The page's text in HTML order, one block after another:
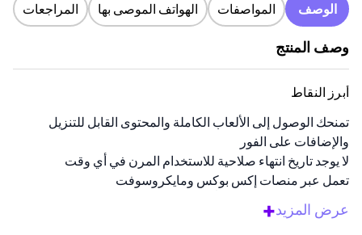
الوصف المواصفات الهواتف الموصى بها المراجعات
وصف المنتج
أبرز النقاط
تمنحك الوصول إلى الألعاب الكاملة والمحتوى القابل للتنزيل
والإضافات على الفور
لا يوجد تاريخ انتهاء صلاحية للاستخدام المرن في أي وقت
تعمل عبر منصات إكس بوكس ومايكروسوفت
رمز رقمي يتم إرساله فوراً عبر البريد الإلكتروني والرسائل
النصية القصيرة
عرض المزيد+